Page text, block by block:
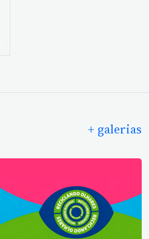
+ galerias